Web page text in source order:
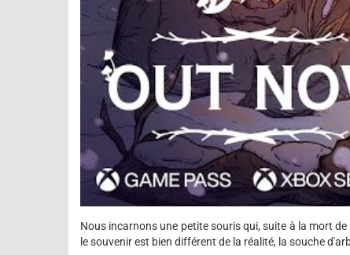
Nous incarnons une petite souris qui, suite à la mort
le souvenir est bien différent de la réalité, la souche